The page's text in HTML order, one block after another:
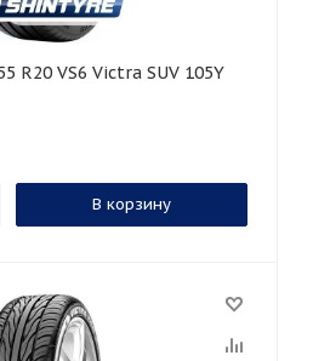
55 R20 VS6 Victra SUV 105Y
В корзину